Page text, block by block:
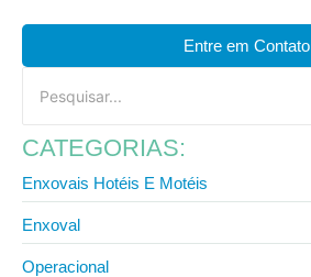
Entre em Contato
CATEGORIAS:
Enxovais Hotéis E Motéis
Enxoval
Operacional